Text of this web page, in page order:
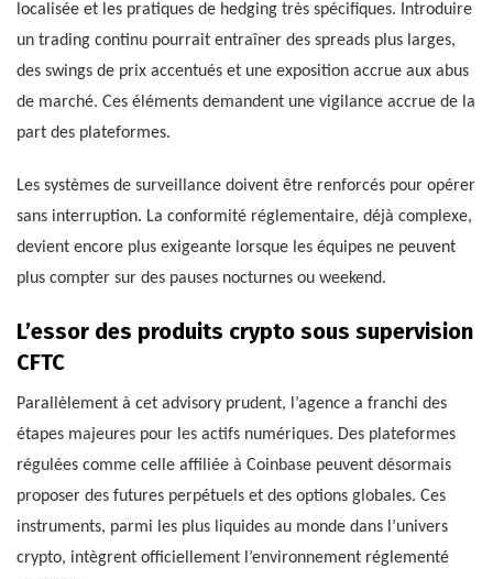
localisée et les pratiques de hedging très spécifiques. Introduire
un trading continu pourrait entraîner des spreads plus larges,
des swings de prix accentués et une exposition accrue aux abus
de marché. Ces éléments demandent une vigilance accrue de la
part des plateformes.
Les systèmes de surveillance doivent être renforcés pour opérer
sans interruption. La conformité réglementaire, déjà complexe,
devient encore plus exigeante lorsque les équipes ne peuvent
plus compter sur des pauses nocturnes ou weekend.
L’essor des produits crypto sous supervision
CFTC
Parallèlement à cet advisory prudent, l’agence a franchi des
étapes majeures pour les actifs numériques. Des plateformes
régulées comme celle affiliée à Coinbase peuvent désormais
proposer des futures perpétuels et des options globales. Ces
instruments, parmi les plus liquides au monde dans l’univers
crypto, intègrent officiellement l’environnement réglementé